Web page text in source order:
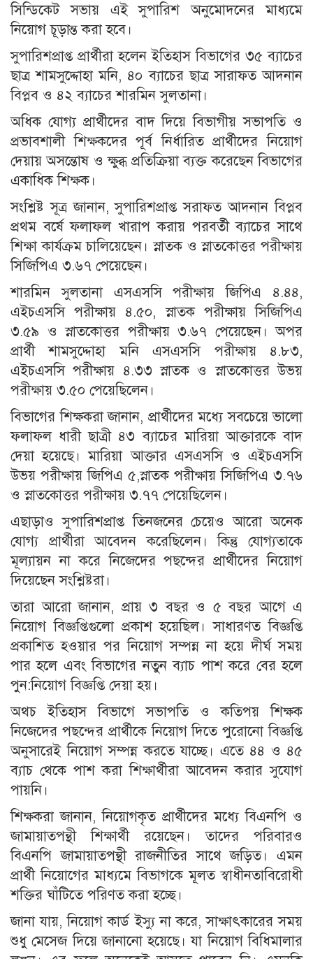
সিন্ডিকেট সভায় এই সুপারিশ অনুমোদনের মাধ্যমে
নিয়োগ চূড়ান্ত করা হবে।
সুপারিশপ্রাপ্ত প্রার্থীরা হলেন ইতিহাস বিভাগের ৩৫ ব্যাচের
ছাত্র শামসুদ্দোহা মনি, ৪০ ব্যাচের ছাত্র সারাফত আদনান
বিপ্লব ও ৪২ ব্যাচের শারমিন সুলতানা।
অধিক যোগ্য প্রার্থীদের বাদ দিয়ে বিভাগীয় সভাপতি ও
প্রভাবশালী শিক্ষকদের পূর্ব নির্ধারিত প্রার্থীদের নিয়োগ
দেয়ায় অসন্তোষ ও ক্ষুব্ধ প্রতিক্রিয়া ব্যক্ত করেছেন বিভাগের
একাধিক শিক্ষক।
সংশ্লিষ্ট সূত্র জানান, সুপারিশপ্রাপ্ত সরাফত আদনান বিপ্লব
প্রথম বর্ষে ফলাফল খারাপ করায় পরবর্তী ব্যাচের সাথে
শিক্ষা কার্যক্রম চালিয়েছেন। স্নাতক ও স্নাতকোত্তর পরীক্ষায়
সিজিপিএ ৩.৬৭ পেয়েছেন।
শারমিন সুলতানা এসএসসি পরীক্ষায় জিপিএ ৪.৪৪,
এইচএসসি পরীক্ষায় ৪.৫০, স্নাতক পরীক্ষায় সিজিপিএ
৩.৫৯ ও স্নাতকোত্তর পরীক্ষায় ৩.৬৭ পেয়েছেন। অপর
প্রার্থী শামসুদ্দোহা মনি এসএসসি পরীক্ষায় ৪.৮৩,
এইচএসসি পরীক্ষায় ৪.৩৩ স্নাতক ও স্নাতকোত্তর উভয়
পরীক্ষায় ৩.৫০ পেয়েছিলেন।
বিভাগের শিক্ষকরা জানান, প্রার্থীদের মধ্যে সবচেয়ে ভালো
ফলাফল ধারী ছাত্রী ৪৩ ব্যাচের মারিয়া আক্তারকে বাদ
দেয়া হয়েছে। মারিয়া আক্তার এসএসসি ও এইচএসসি
উভয় পরীক্ষায় জিপিএ ৫,স্নাতক পরীক্ষায় সিজিপিএ ৩.৭৬
ও স্নাতকোত্তর পরীক্ষায় ৩.৭৭ পেয়েছিলেন।
এছাড়াও সুপারিশপ্রাপ্ত তিনজনের চেয়েও আরো অনেক
যোগ্য প্রার্থীরা আবেদন করেছিলেন। কিন্তু যোগ্যতাকে
মূল্যায়ন না করে নিজেদের পছন্দের প্রার্থীদের নিয়োগ
দিয়েছেন সংশ্লিষ্টরা।
তারা আরো জানান, প্রায় ৩ বছর ও ৫ বছর আগে এ
নিয়োগ বিজ্ঞপ্তিগুলো প্রকাশ হয়েছিল। সাধারণত বিজ্ঞপ্তি
প্রকাশিত হওয়ার পর নিয়োগ সম্পন্ন না হয়ে দীর্ঘ সময়
পার হলে এবং বিভাগের নতুন ব্যাচ পাশ করে বের হলে
পুন:নিয়োগ বিজ্ঞপ্তি দেয়া হয়।
অথচ ইতিহাস বিভাগে সভাপতি ও কতিপয় শিক্ষক
নিজেদের পছন্দের প্রার্থীকে নিয়োগ দিতে পুরোনো বিজ্ঞপ্তি
অনুসারেই নিয়োগ সম্পন্ন করতে যাচ্ছে। এতে ৪৪ ও ৪৫
ব্যাচ থেকে পাশ করা শিক্ষার্থীরা আবেদন করার সুযোগ
পায়নি।
শিক্ষকরা জানান, নিয়োগকৃত প্রার্থীদের মধ্যে বিএনপি ও
জামায়াতপন্থী শিক্ষার্থী রয়েছেন। তাদের পরিবারও
বিএনপি জামায়াতপন্থী রাজনীতির সাথে জড়িত। এমন
প্রার্থী নিয়োগের মাধ্যমে বিভাগকে মূলত স্বাধীনতাবিরোধী
শক্তির ঘাঁটিতে পরিণত করা হচ্ছে।
জানা যায়, নিয়োগ কার্ড ইস্যু না করে, সাক্ষাৎকারের সময়
শুধু মেসেজ দিয়ে জানানো হয়েছে। যা নিয়োগ বিধিমালার